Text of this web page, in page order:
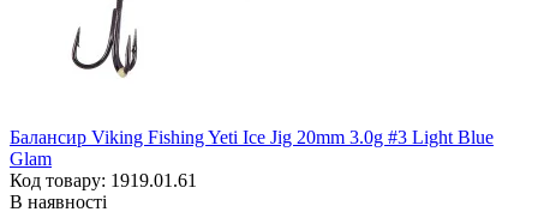
Балансир Viking Fishing Yeti Ice Jig 20mm 3.0g #3 Light Blue
Glam
Код товару: 1919.01.61
В наявності